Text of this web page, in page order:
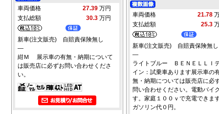
車両価格 27.39 万円
支払総額
30.3 万円
新車(注文販売) 自賠責保険無し
―
紺Ｍ 展示車の有無・納期について
は販売店に必ずお問い合わせくださ
い。
車両価格 21.78
支払総額
25.3
新車(注文販売) 自賠責保険無し
―
ライトブルー ＢＥＮＥＬＬＩ
イン：試乗車あります展示車の
無・納期については販売店に必
問い合わせください。電動バイ
す。家庭１００ｖで充電できま
ガソリン代０円。